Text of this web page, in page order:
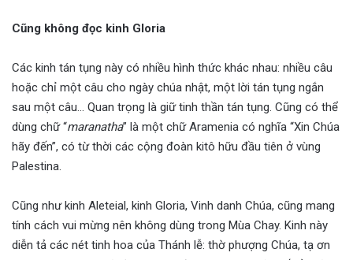
Cũng không đọc kinh Gloria
Các kinh tán tụng này có nhiều hình thức khác nhau: nhiều câu
hoặc chỉ một câu cho ngày chúa nhật, một lời tán tụng ngắn
sau một câu… Quan trọng là giữ tinh thần tán tụng. Cũng có thể
dùng chữ “maranatha” là một chữ Aramenia có nghĩa “Xin Chúa
hãy đến”, có từ thời các cộng đoàn kitô hữu đầu tiên ở vùng
Palestina.
Cũng như kinh Aleteial, kinh Gloria, Vinh danh Chúa, cũng mang
tính cách vui mừng nên không dùng trong Mùa Chay. Kinh này
diễn tả các nét tinh hoa của Thánh lễ: thờ phượng Chúa, tạ ơn